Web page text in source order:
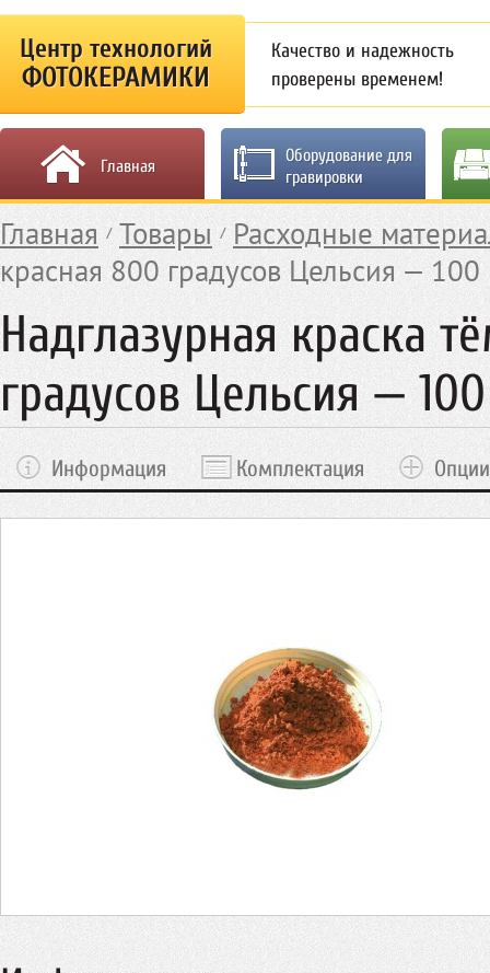
Центр технологий
ФОТОКЕРАМИКИ
Качество и надежность
проверены временем!
Главная
Оборудование для
гравировки
Главная Товары
Расходные
красная 800 градусов Цельсия — 100
Надглазурная краска
градусов Цельсия —
Информация Комплектация Опции